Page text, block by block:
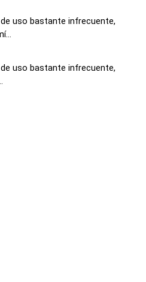
uso bastante infrecuente,
uso bastante infrecuente,